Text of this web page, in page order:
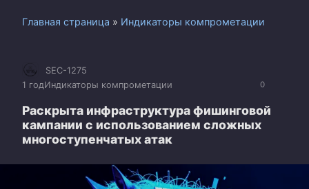
Главная страница » Индикаторы компрометации
0
SEC-1275
1 годИндикаторы компрометации
Раскрыта инфраструктура фишинговой
кампании с использованием сложных
многоступенчатых атак